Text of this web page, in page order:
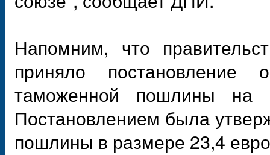
Напомним, что
приняло постановление
таможенной пошлины на
Постановлением была
пошлины в размере 23,4